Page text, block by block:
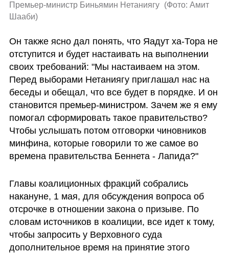
Премьер-министр Биньямин Нетаниягу (Фото: Амит
Шааби)
Он также ясно дал понять, что Яадут ха-Тора не
отступится и будет настаивать на выполнении
своих требований: "Мы настаиваем на этом.
Перед выборами Нетаниягу приглашал нас на
беседы и обещал, что все будет в порядке. И он
становится премьер-министром. Зачем же я ему
помогал сформировать такое правительство?
Чтобы услышать потом отговорки чиновников
минфина, которые говорили то же самое во
времена правительства Беннета - Лапида?"
Главы коалиционных фракций собрались
накануне, 1 мая, для обсуждения вопроса об
отсрочке в отношении закона о призыве. По
словам источников в коалиции, все идет к тому,
чтобы запросить у Верховного суда
дополнительное время на принятие этого